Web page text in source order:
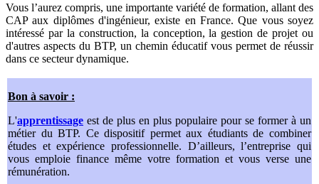
Vous l’aurez compris, une importante variété de formation, allant des
CAP aux diplômes d'ingénieur, existe en France. Que vous soyez
intéressé par la construction, la conception, la gestion de projet ou
d'autres aspects du BTP, un chemin éducatif vous permet de réussir
dans ce secteur dynamique.
Bon à savoir :
L'apprentissage est de plus en plus populaire pour se former à un
métier du BTP. Ce dispositif permet aux étudiants de combiner
études et expérience professionnelle. D’ailleurs, l’entreprise qui
vous emploie finance même votre formation et vous verse une
rémunération.